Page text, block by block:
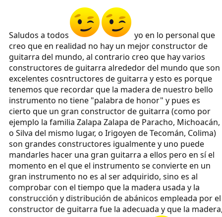
Saludos a todos
yo en lo personal que
creo que en realidad no hay un mejor constructor de
guitarra del mundo, al contrario creo que hay varios
constructores de guitarra alrededor del mundo que son
excelentes cosntructores de guitarra y esto es porque
tenemos que recordar que la madera de nuestro bello
instrumento no tiene "palabra de honor" y pues es
cierto que un gran constructor de guitarra (como por
ejemplo la familia Zalapa Zalapa de Paracho, Michoacán,
o Silva del mismo lugar, o Irigoyen de Tecomán, Colima)
son grandes constructores igualmente y uno puede
mandarles hacer una gran guitarra a ellos pero en sí el
momento en el que el instrumento se convierte en un
gran instrumento no es al ser adquirido, sino es al
comprobar con el tiempo que la madera usada y la
construcción y distribución de abánicos empleada por el
constructor de guitarra fue la adecuada y que la